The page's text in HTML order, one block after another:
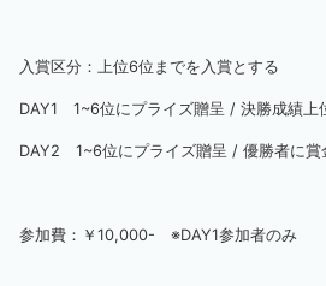
入賞区分：上位6位までを入賞とする
DAY1 1~6位にプライズ贈呈 / 決勝成績上
DAY2 1~6位にプライズ贈呈 / 優勝者に
参加費：￥10,000- ※DAY1参加者のみ